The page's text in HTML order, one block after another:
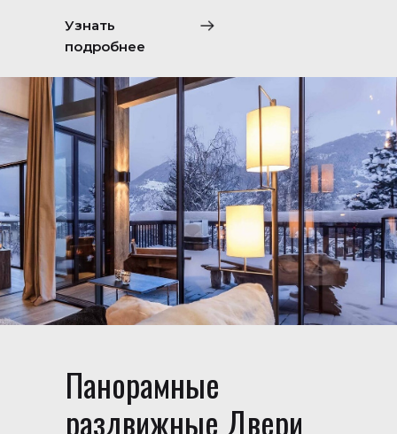
Узнать
подробнее
Панорамные
раздвижные Двери